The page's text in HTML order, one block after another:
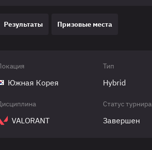
Результаты Призовые места
Южная Корея
Тип
Hybrid
VALORANT
Статус турнира
Завершен